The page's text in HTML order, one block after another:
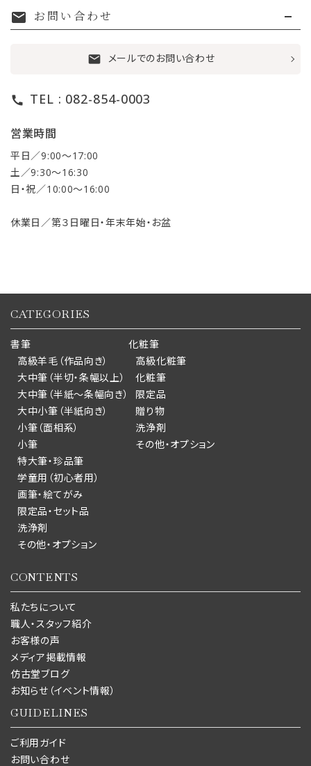
mail お問い合わせ
mail メールでのお問い合わせ
call TEL : 082-854-0003
営業時間
平日／9:00〜17:00
土／9:30〜16:30
日・祝／10:00〜16:00
休業日／第３日曜日・年末年始・お盆
CATEGORIES
書筆
高級羊毛（作品向き）
大中筆（半切・条幅以上）
大中筆（半紙～条幅向き）
大中小筆（半紙向き）
小筆（面相系）
小筆
特大筆・珍品筆
学童用（初心者用）
画筆・絵てがみ
限定品・セット品
洗浄剤
その他・オプション
化粧筆
高級化粧筆
化粧筆
限定品
贈り物
洗浄剤
その他・オプション
CONTENTS
私たちについて
職人・スタッフ紹介
お客様の声
メディア掲載情報
仿古堂ブログ
お知らせ（イベント情報）
GUIDELINES
ご利用ガイド
お問い合わせ